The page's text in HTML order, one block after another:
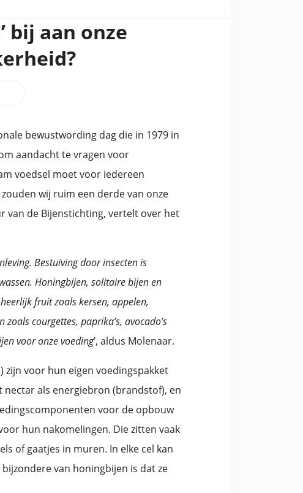
bij aan onze
bewustwording dag die in 1979 in
aandacht te vragen voor
voedsel moet voor iedereen
wij ruim een derde van onze
van de Bijenstichting, vertelt over het
Bestuiving door insecten is
Honingbijen, solitaire bijen en
fruit zoals kersen, appelen,
courgettes, paprika’s, avocado’s
voor onze voeding’, aldus Molenaar.
zijn voor hun eigen voedingspakket
nectar als energiebron (brandstof), en
voor de opbouw
hun nakomelingen. Die zitten vaak
of gaatjes in muren. In elke cel kan
van honingbijen is dat ze